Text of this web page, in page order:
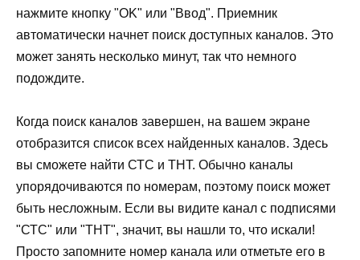
нажмите кнопку "OK" или "Ввод". Приемник
автоматически начнет поиск доступных каналов. Это
может занять несколько минут, так что немного
подождите.
Когда поиск каналов завершен, на вашем экране
отобразится список всех найденных каналов. Здесь
вы сможете найти СТС и ТНТ. Обычно каналы
упорядочиваются по номерам, поэтому поиск может
быть несложным. Если вы видите канал с подписями
"СТС" или "ТНТ", значит, вы нашли то, что искали!
Просто запомните номер канала или отметьте его в